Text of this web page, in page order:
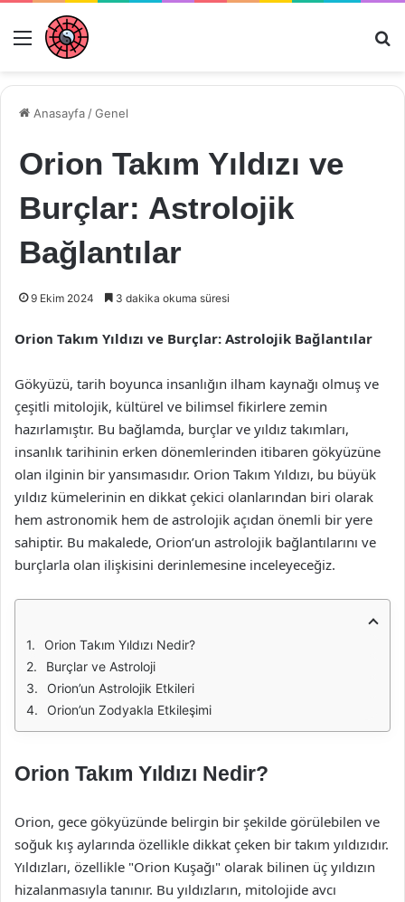
Menü
Anasayfa /Genel
Orion Takım Yıldızı ve
Burçlar: Astrolojik
Bağlantılar
9 Ekim 2024 3 dakika okuma süresi
Orion Takım Yıldızı ve Burçlar: Astrolojik Bağlantılar
Gökyüzü, tarih boyunca insanlığın ilham kaynağı olmuş ve
çeşitli mitolojik, kültürel ve bilimsel fikirlere zemin
hazırlamıştır. Bu bağlamda, burçlar ve yıldız takımları,
insanlık tarihinin erken dönemlerinden itibaren gökyüzüne
olan ilginin bir yansımasıdır. Orion Takım Yıldızı, bu büyük
yıldız kümelerinin en dikkat çekici olanlarından biri olarak
hem astronomik hem de astrolojik açıdan önemli bir yere
sahiptir. Bu makalede, Orion’un astrolojik bağlantılarını ve
burçlarla olan ilişkisini derinlemesine inceleyeceğiz.
Orion Takım Yıldızı Nedir?
Burçlar ve Astroloji
Orion’un Astrolojik Etkileri
Orion’un Zodyakla Etkileşimi
Orion Takım Yıldızı Nedir?
Orion, gece gökyüzünde belirgin bir şekilde görülebilen ve
soğuk kış aylarında özellikle dikkat çeken bir takım yıldızıdır.
Yıldızları, özellikle "Orion Kuşağı" olarak bilinen üç yıldızın
hizalanmasıyla tanınır. Bu yıldızların, mitolojide avcı